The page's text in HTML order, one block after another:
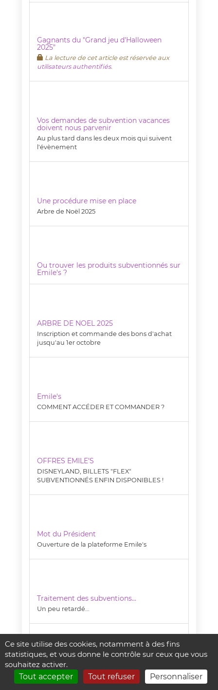
Gagnants du "Grand jeu d'Halloween
2025"
La lecture de cet article est réservée aux
utilisateurs authentifiés.
Vos demandes de subvention vacances
doivent nous parvenir
Au plus tard dans les deux mois qui suivent
l'évènement
Une procédure mise en place
Arbre de Noël 2025
Ou trouver les produits subventionnés sur
Emile's ?
ARBRE DE NOEL 2025
Inscription et commande des bons d'achat
jusqu'au 1er octobre
Emile's
COMMENT ACCÉDER ET COMMANDER ?
OFFRES EMILE'S
DISNEYLAND, BILLETS "FLEX"
SUBVENTIONNÉS ENFIN DISPONIBLES !
Mot du Président
Ouverture de la plateforme Emile's
Traitement des subventions...
Un peu retardé...
Ce qui va changer avec EMILE'S
La plateforme ouvrira le 1er septembre à 16h
Ce site utilise des cookies, notamment à des fins
statistiques, et vous donne le contrôle sur ceux que vous
souhaitez activer.
Tout accepter
Tout refuser Personnaliser